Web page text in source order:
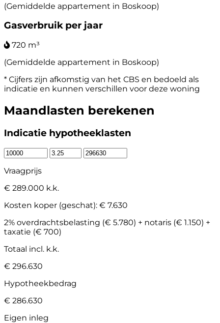
(Gemiddelde appartement in Boskoop)
Gasverbruik per jaar
720 m³
(Gemiddelde appartement in Boskoop)
* Cijfers zijn afkomstig van het CBS en bedoeld als
indicatie en kunnen verschillen voor deze woning
Maandlasten berekenen
Indicatie hypotheeklasten
Vraagprijs
€ 289.000 k.k.
Kosten koper (geschat): € 7.630
2% overdrachtsbelasting (€ 5.780) + notaris (€ 1.150) +
taxatie (€ 700)
Totaal incl. k.k.
€ 296.630
Hypotheekbedrag
€ 286.630
Eigen inleg